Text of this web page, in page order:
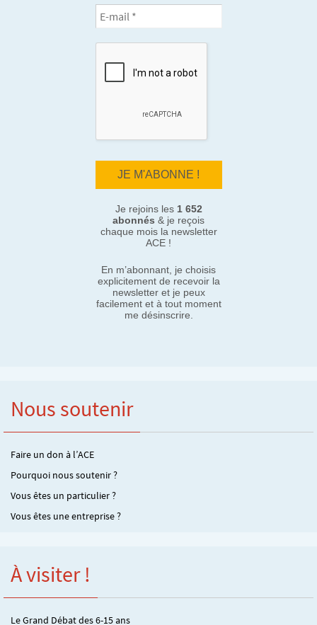
Je rejoins les 1 652
abonnés & je reçois
chaque mois la newsletter
ACE !
En m’abonnant, je choisis
explicitement de recevoir la
newsletter et je peux
facilement et à tout moment
me désinscrire.
Nous soutenir
Faire un don à l’ACE
Pourquoi nous soutenir ?
Vous êtes un particulier ?
Vous êtes une entreprise ?
À visiter !
Le Grand Débat des 6-15 ans